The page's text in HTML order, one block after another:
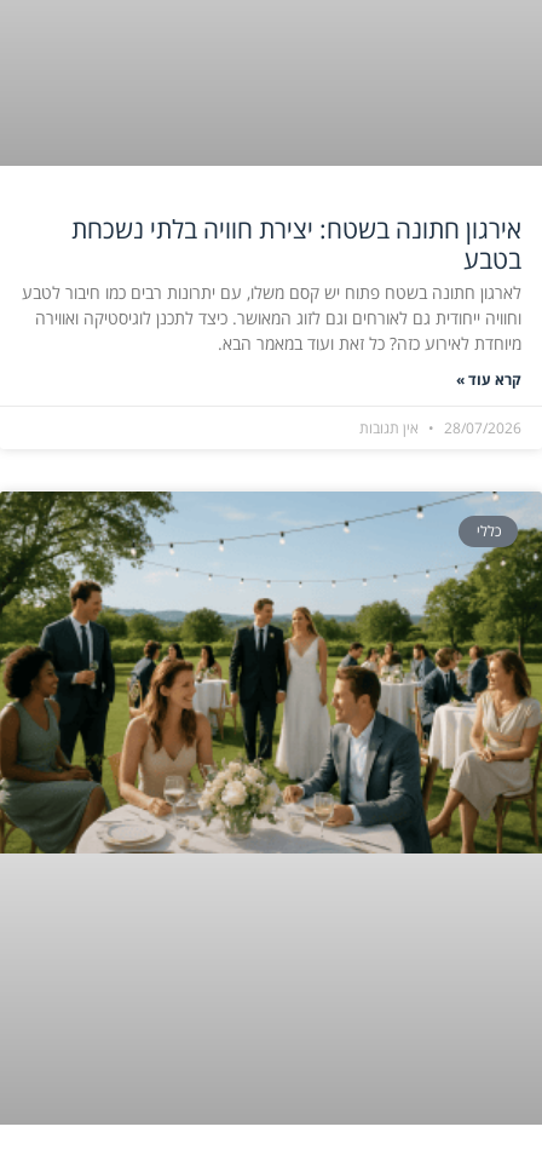
אירגון חתונה בשטח: יצירת חוויה בלתי נשכחת
בטבע
לארגון חתונה בשטח פתוח יש קסם משלו, עם יתרונות רבים כמו חיבור לטבע
וחוויה ייחודית גם לאורחים וגם לזוג המאושר. כיצד לתכנן לוגיסטיקה ואווירה
מיוחדת לאירוע כזה? כל זאת ועוד במאמר הבא.
קרא עוד »
28/07/2026 אין תגובות
כללי